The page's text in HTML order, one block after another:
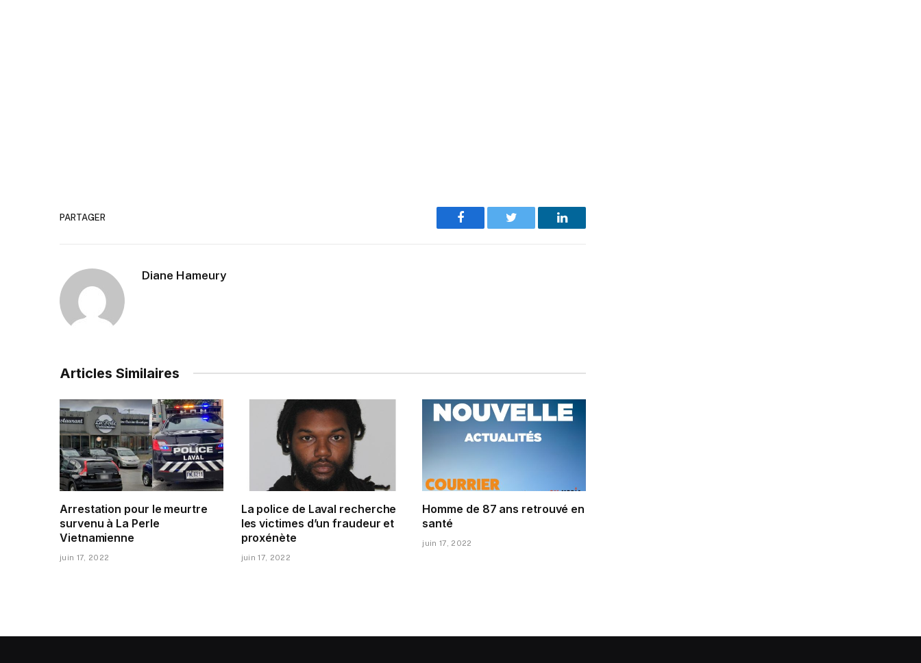
PARTAGER
Facebook Twitter LinkedIn
Diane Hameury
Articles Similaires
Arrestation pour le meurtre
survenu à La Perle
Vietnamienne
juin 17, 2022
La police de Laval recherche
les victimes d’un fraudeur et
proxénète
juin 17, 2022
Homme de 87 ans retrouvé en
santé
juin 17, 2022